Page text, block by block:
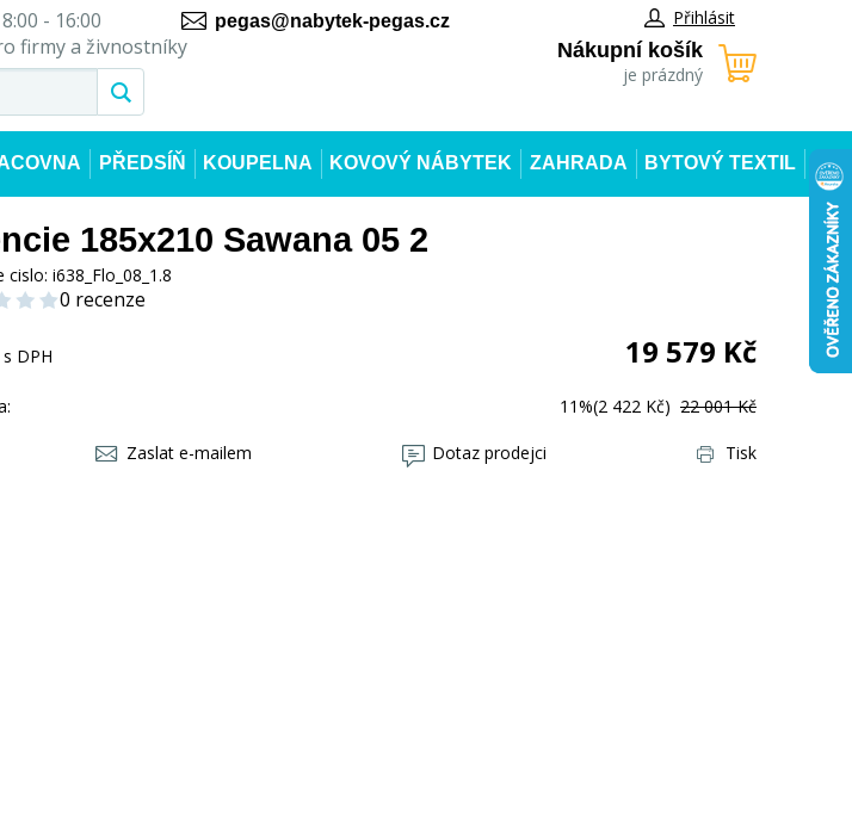
- 16:00
firmy a živnostníky
pegas@nabytek-pegas.cz Přihlásit
Nákupní košík
je prázdný
PŘEDSÍŇ KOUPELNA KOVOVÝ NÁBYTEK ZAHRADA BYTOVÝ TEXTIL
185x210 Sawana 05 2
cislo: i638_Flo_08_1.8
0 recenze
DPH 19 579 Kč
11%(2 422 Kč) 22 001 Kč
Zaslat e-mailem Dotaz prodejci Tisk